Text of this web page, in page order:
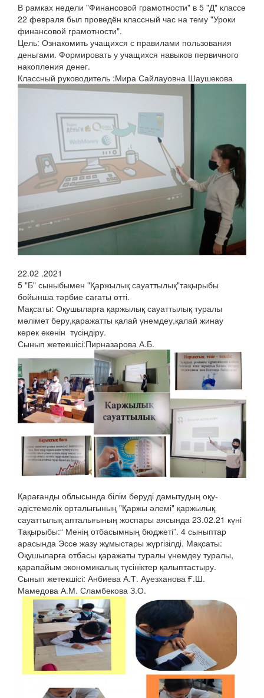
В рамках недели "Финансовой грамотности" в 5 "Д" классе
22 февраля был проведён классный час на тему "Уроки
финансовой грамотности".
Цель: Ознакомить учащихся с правилами пользования
деньгами. Формировать у учащихся навыков первичного
накопления денег.
Классный руководитель :Мира Сайлауовна Шаушекова
22.02 .2021
5 "Б" сыныбымен "Қаржылық сауаттылық"тақырыбы
бойынша тәрбие сағаты өтті.
Мақсаты: Оқушыларға қаржылық сауаттылық туралы
мәлімет беру,қаражатты қалай үнемдеу,қалай жинау
керек екенін түсіндіру.
Сынып жетекшісі:Пирназарова А.Б.
Қарағанды облысында білім беруді дамытудың оқу-
әдістемелік орталығының "Қаржы әлемі" қаржылық
сауаттылық апталығының жоспары аясында 23.02.21 күні
Тақырыбы:“ Менің отбасымның бюджеті”. 4 сыныптар
арасында Эссе жазу жұмыстары жүргізілді. Мақсаты:
Оқушыларға отбасы қаражаты туралы үнемдеу туралы,
қарапайым экономикалық түсініктер қалыптастыру.
Сынып жетекшісі: Анбиева А.Т. Ауезханова Ғ.Ш.
Мамедова А.М. Сламбекова З.О.